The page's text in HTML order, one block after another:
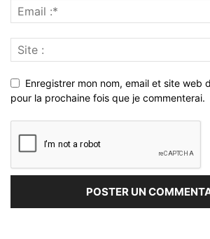
Enregistrer mon nom, email et site web
pour la prochaine fois que je commenterai.